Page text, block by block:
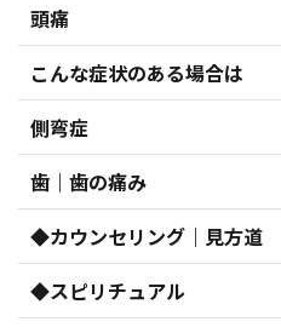
頭痛
こんな症状のある場合は
側弯症
歯｜歯の痛み
◆カウンセリング｜見方道
◆スピリチュアル